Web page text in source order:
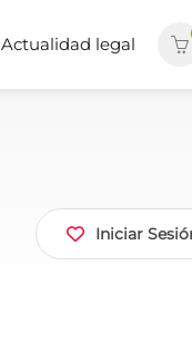
Actualidad legal
Iniciar